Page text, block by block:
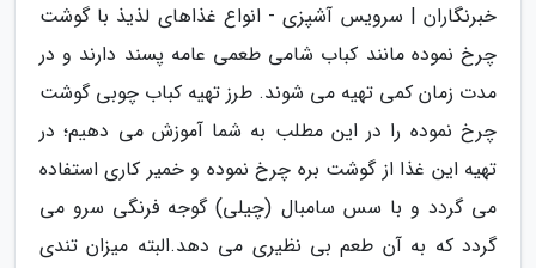
خبرنگاران | سرویس آشپزی - انواع غذاهای لذیذ با گوشت
چرخ نموده مانند کباب شامی طعمی عامه پسند دارند و در
مدت زمان کمی تهیه می شوند. طرز تهیه کباب چوبی گوشت
چرخ نموده را در این مطلب به شما آموزش می دهیم؛ در
تهیه این غذا از گوشت بره چرخ نموده و خمیر کاری استفاده
می گردد و با سس سامبال (چیلی) گوجه فرنگی سرو می
گردد که به آن طعم بی نظیری می دهد.البته میزان تندی